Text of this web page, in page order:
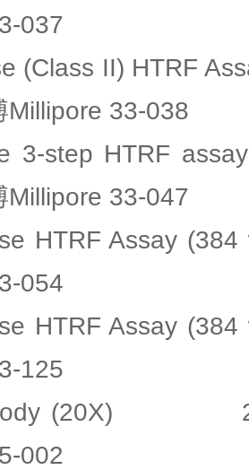
037
(Class II) HTRF
Millipore 33-038
3-step HTRF
Millipore 33-047
HTRF Assay
054
HTRF Assay
125
(20X)
002